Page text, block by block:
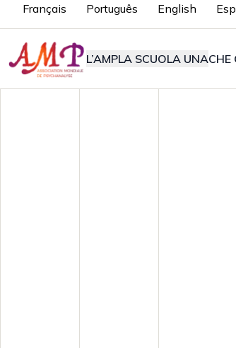
Français Português English
L’AMPLA SCUOLA UNACHE